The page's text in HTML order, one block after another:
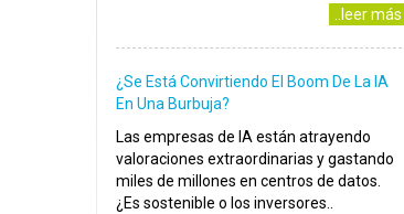
..leer más
¿Se Está Convirtiendo El Boom De La IA
En Una Burbuja?
Las empresas de IA están atrayendo
valoraciones extraordinarias y gastando
miles de millones en centros de datos.
¿Es sostenible o los inversores..